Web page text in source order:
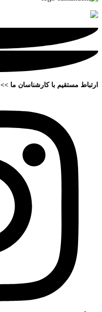
ارتباط مستقیم با کارشناسان ما >>